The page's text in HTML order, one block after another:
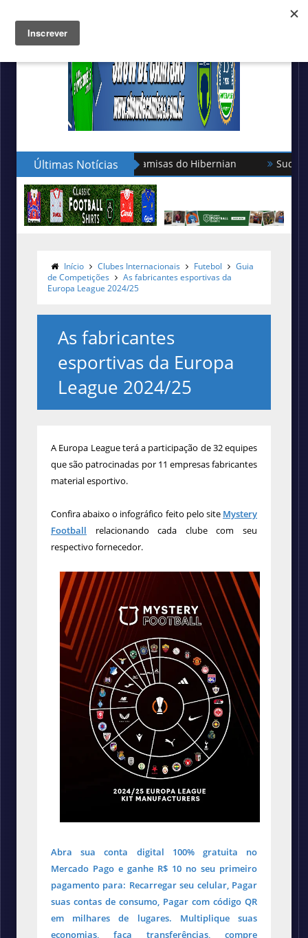
Últimas Notícias
as novas camisas do Hibernian Sudu é a nova
Início Clubes Internacionais Futebol
Guia
de Competições
As fabricantes esportivas da
Europa League 2024/25
As fabricantes
esportivas da Europa
League 2024/25
A Europa League terá a participação de 32 equipes
que são patrocinadas por 11 empresas fabricantes
material esportivo.
Confira abaixo o infográfico feito pelo site Mystery
Football relacionando cada clube com seu
respectivo fornecedor.
Abra sua conta digital 100% gratuita no
Mercado Pago e ganhe R$ 10 no seu primeiro
pagamento para: Recarregar seu celular, Pagar
suas contas de consumo, Pagar com código QR
em milhares de lugares. Multiplique suas
economias, faça transferências, compre